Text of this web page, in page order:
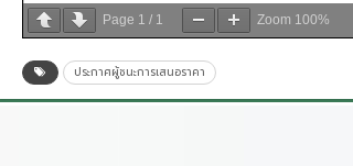
Page 1 / 1 Zoom 100%
ประกาศผู้ชนะการเสนอราคา